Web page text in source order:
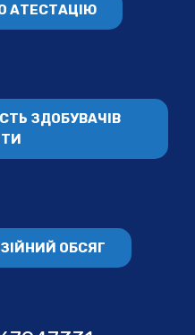
АТЕСТАЦІЮ
ЗДОБУВАЧІВ
ОБСЯГ